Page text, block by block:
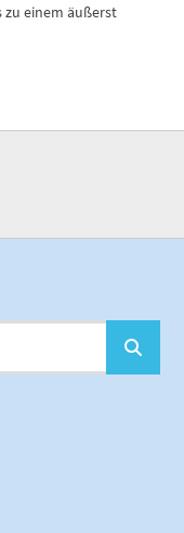
zu einem äußerst